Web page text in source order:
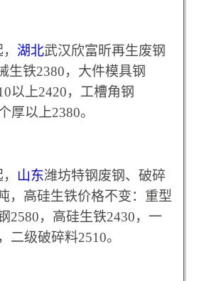
湖北武汉欣富昕再生废钢
生铁2380，大件模具钢
以上2420，工槽角钢
厚以上2380。
山东潍坊特钢废钢、破碎
，高硅生铁价格不变：重型
2580，高硅生铁2430，一
二级破碎料2510。